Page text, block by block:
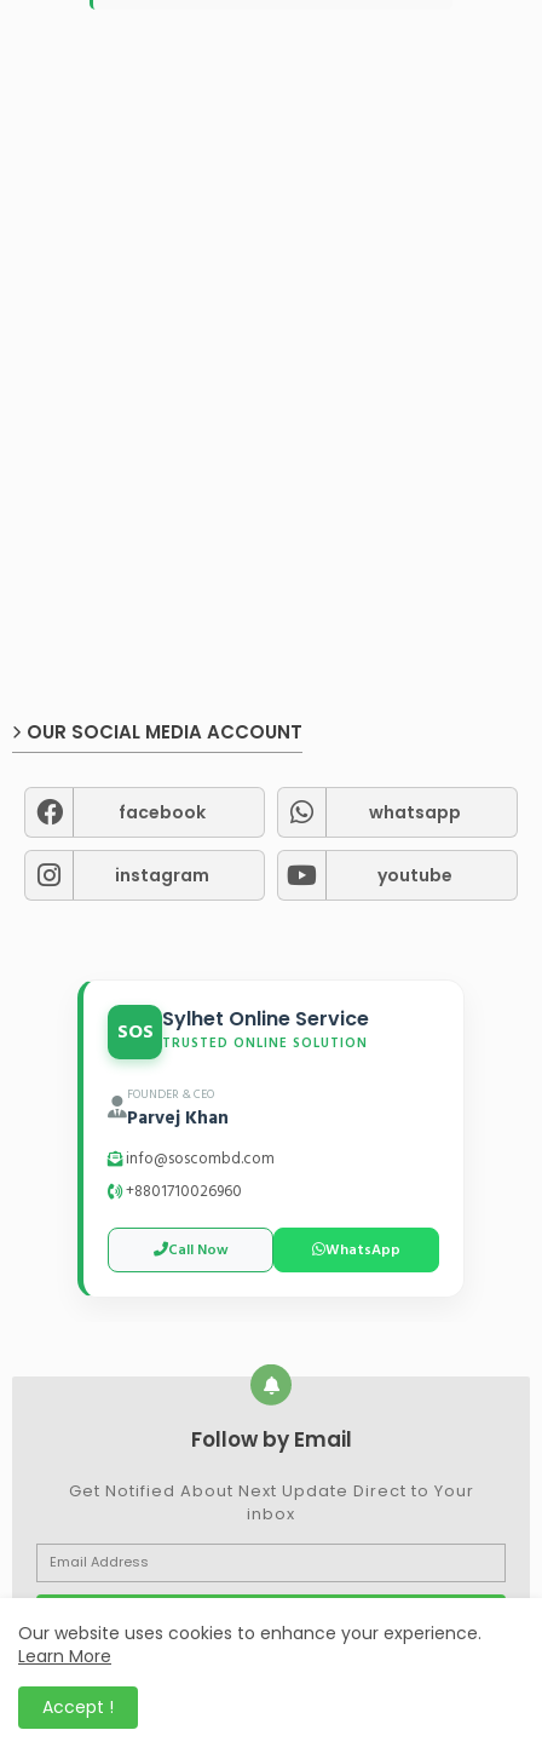
OUR SOCIAL MEDIA ACCOUNT
facebook whatsapp
instagram youtube
SOS Sylhet Online Service
TRUSTED ONLINE SOLUTION
FOUNDER & CEO
Parvej Khan
info@soscombd.com
+8801710026960
Call Now WhatsApp
Follow by Email
Get Notified About Next Update Direct to Your
inbox
* We promise that we don't spam !
Our website uses cookies to enhance your experience.
Learn More
Accept !